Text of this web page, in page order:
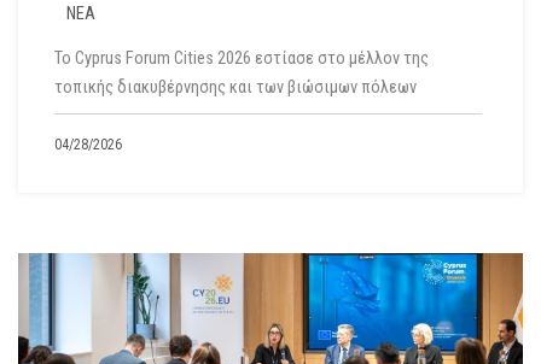
ΝΕΑ
Το Cyprus Forum Cities 2026 εστίασε στο μέλλον της
τοπικής διακυβέρνησης και των βιώσιμων πόλεων
04/28/2026